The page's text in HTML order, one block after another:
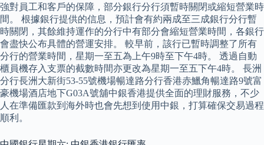
強對員工和客戶的保障，部分銀行分行須暫時關閉或縮短營業時
間。 根據銀行提供的信息，預計會有約兩成至三成銀行分行暫
時關閉，其餘維持運作的分行中有部分會縮短營業時間，各銀行
會盡快公布具體的營運安排。 較早前，該行已暫時調整了所有
分行的營業時間，星期一至五為上午9時至下午4時。 透過自動
櫃員機存入支票的截數時間亦更改為星期一至五下午4時。 長洲
分行長洲大新街53-55號機場暢達路分行香港赤鱲角暢達路9號富
豪機場酒店地下G03A號舖中銀香港提供全面的理財服務，不少
人在準備匯款到海外時也會先想到使用中銀，打算確保交易過程
順利。